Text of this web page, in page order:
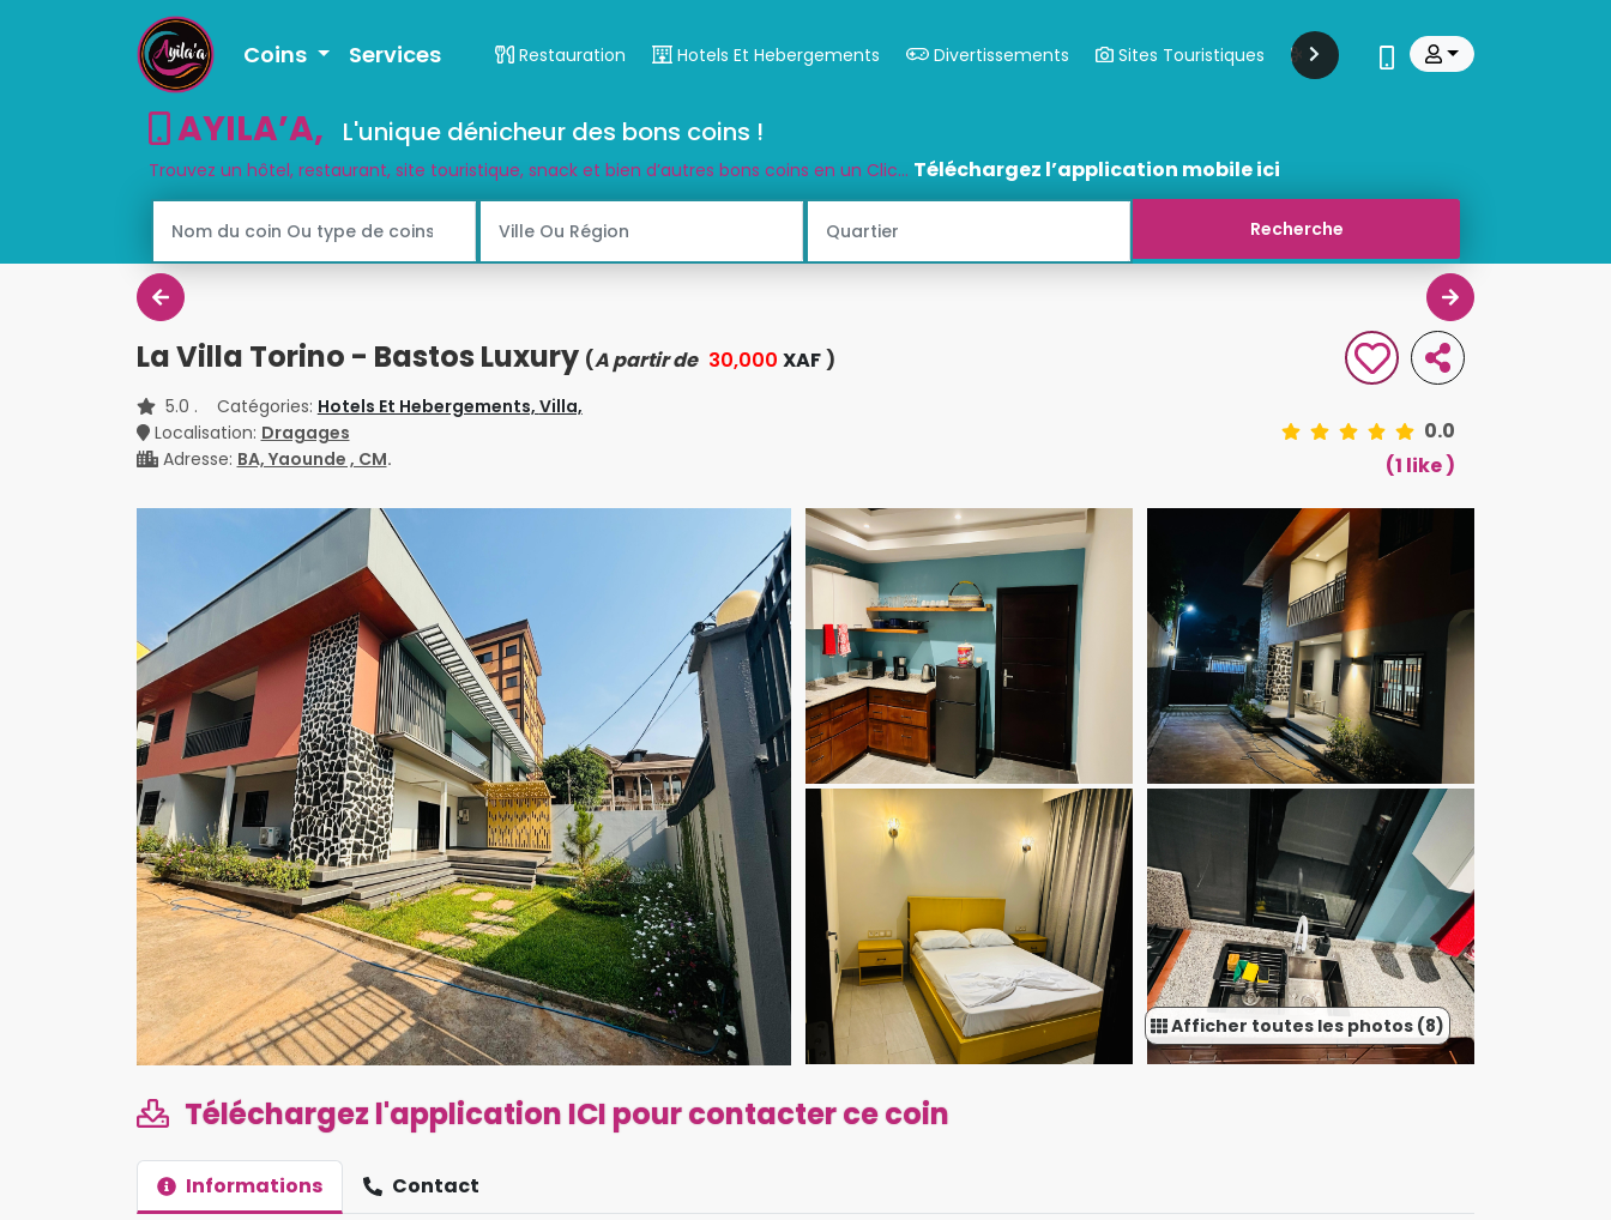
Coins Services Restauration Hotels Et Hebergements Divertissements Sites Touristiques Modes Et Beauté
AYILA’A, L'unique dénicheur des bons coins !
Trouvez un hôtel, restaurant, site touristique, snack et bien d’autres bons coins en un Clic... Téléchargez l’application mobile ici
La Villa Torino - Bastos Luxury (A partir de 30,000 XAF )
5.0 . Catégories: Hotels Et Hebergements, Villa,
Localisation: Dragages
Adresse: BA, Yaounde , CM.
0.0
(1 like )
Afficher toutes les photos (8)
Téléchargez l'application ICI pour contacter ce coin
Informations Contact